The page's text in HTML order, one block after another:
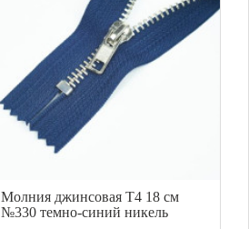
Молния джинсовая Т4 18 см
№330 темно-синий никель